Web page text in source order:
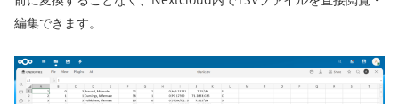
編集できます。